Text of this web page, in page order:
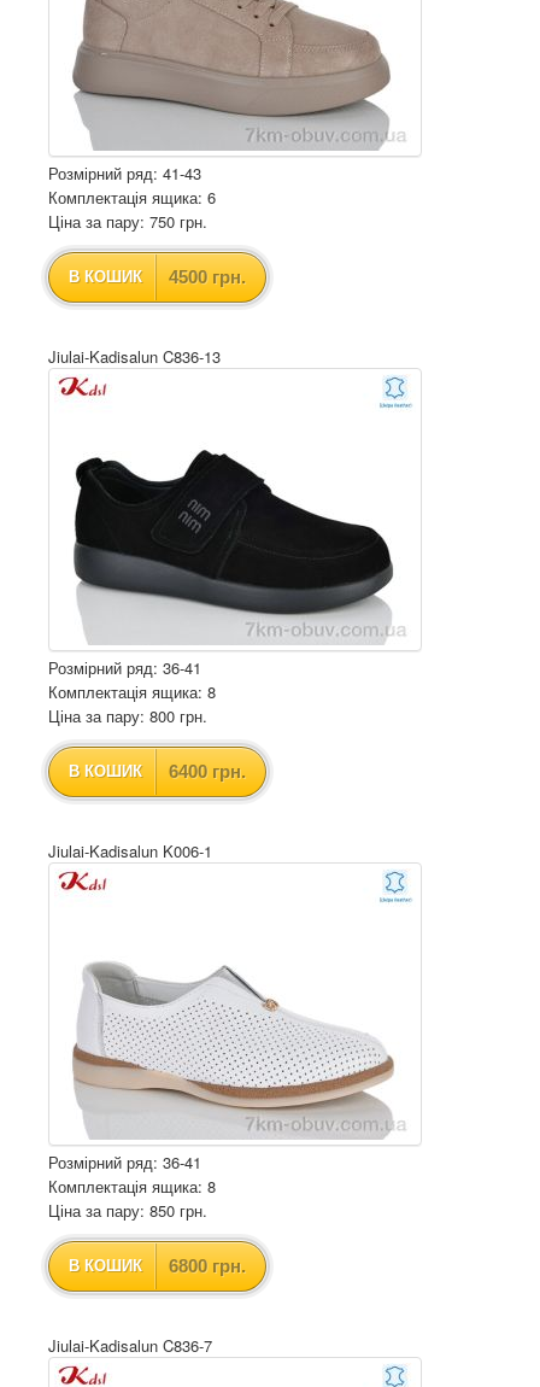
Розмірний ряд: 41-43
Комплектація ящика: 6
Ціна за пару: 750 грн.
В КОШИК 4500 грн.
Jiulai-Kadisalun C836-13
Розмірний ряд: 36-41
Комплектація ящика: 8
Ціна за пару: 800 грн.
В КОШИК 6400 грн.
Jiulai-Kadisalun K006-1
Розмірний ряд: 36-41
Комплектація ящика: 8
Ціна за пару: 850 грн.
В КОШИК 6800 грн.
Jiulai-Kadisalun C836-7